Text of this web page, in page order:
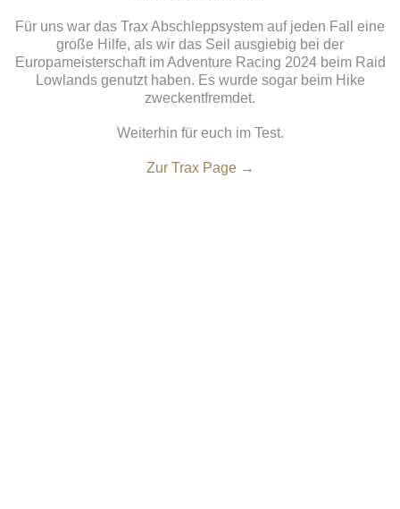
Für uns war das Trax Abschleppsystem auf jeden Fall eine
große Hilfe, als wir das Seil ausgiebig bei der
Europameisterschaft im Adventure Racing 2024 beim Raid
Lowlands genutzt haben. Es wurde sogar beim Hike
zweckentfremdet.
Weiterhin für euch im Test.
Zur Trax Page →